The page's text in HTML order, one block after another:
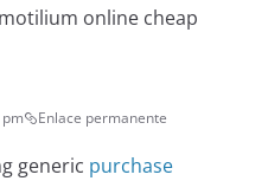
online cheap
Enlace permanente
generic purchase